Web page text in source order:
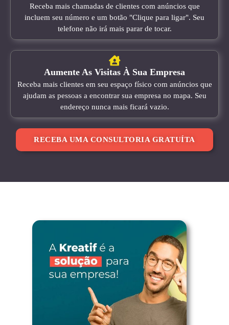
Receba mais chamadas de clientes com anúncios que
incluem seu número e um botão "Clique para ligar". Seu
telefone não irá mais parar de tocar.
Aumente As Visitas À Sua Empresa
Receba mais clientes em seu espaço físico com anúncios que
ajudam as pessoas a encontrar sua empresa no mapa. Seu
endereço nunca mais ficará vazio.
RECEBA UMA CONSULTORIA GRATUÍTA